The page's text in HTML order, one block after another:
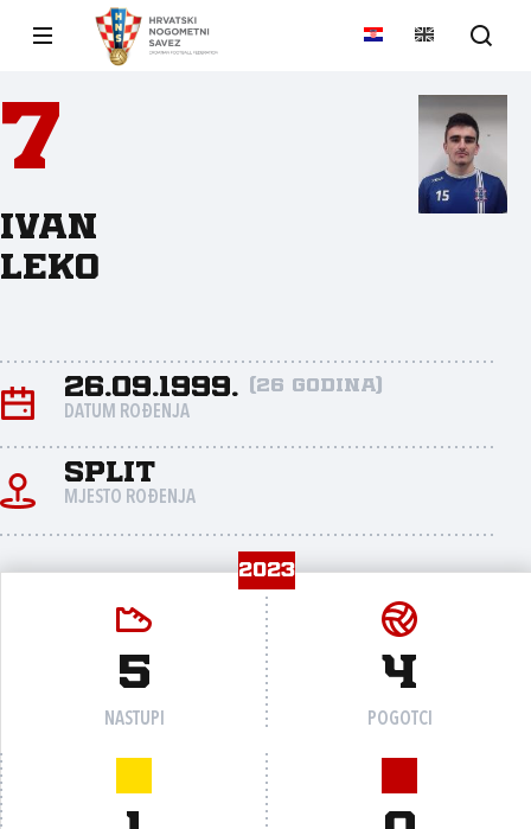
7
Ivan
Leko
26.09.1999. (26 godina)
DATUM ROĐENJA
Split
MJESTO ROĐENJA
2023
5
NASTUPI
4
POGOTCI